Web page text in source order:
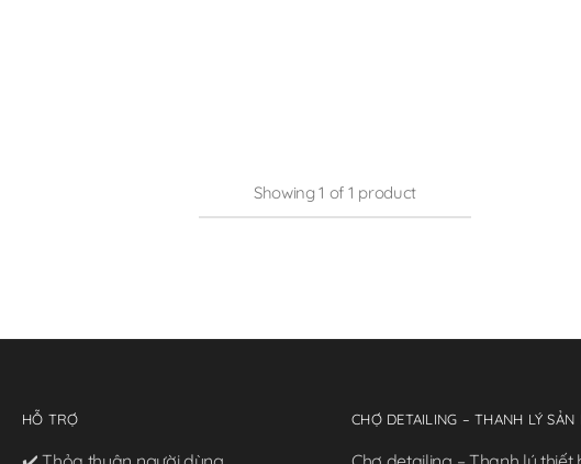
Showing1 of 1 product
HỖ TRỢ CHỢ DETAILING – THANH LÝ SẢN